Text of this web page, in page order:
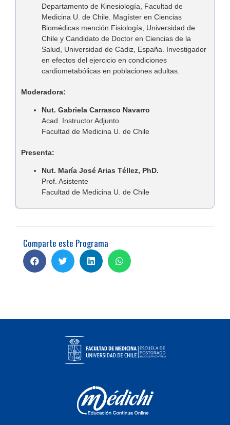
Departamento de Kinesiología, Facultad de
Medicina U. de Chile. Magíster en Ciencias
Biomédicas mención Fisiología, Universidad de
Chile y Candidato de Doctor en Ciencias de la
Salud, Universidad de Cádiz, España. Investigador
en efectos del ejercicio en condiciones
cardiometabólicas en poblaciones adultas.
Moderadora:
Nut. Gabriela Carrasco Navarro
Acad. Instructor Adjunto
Facultad de Medicina U. de Chile
Presenta:
Nut. María José Arias Téllez, PhD.
Prof. Asistente
Facultad de Medicina U. de Chile
Comparte este Programa